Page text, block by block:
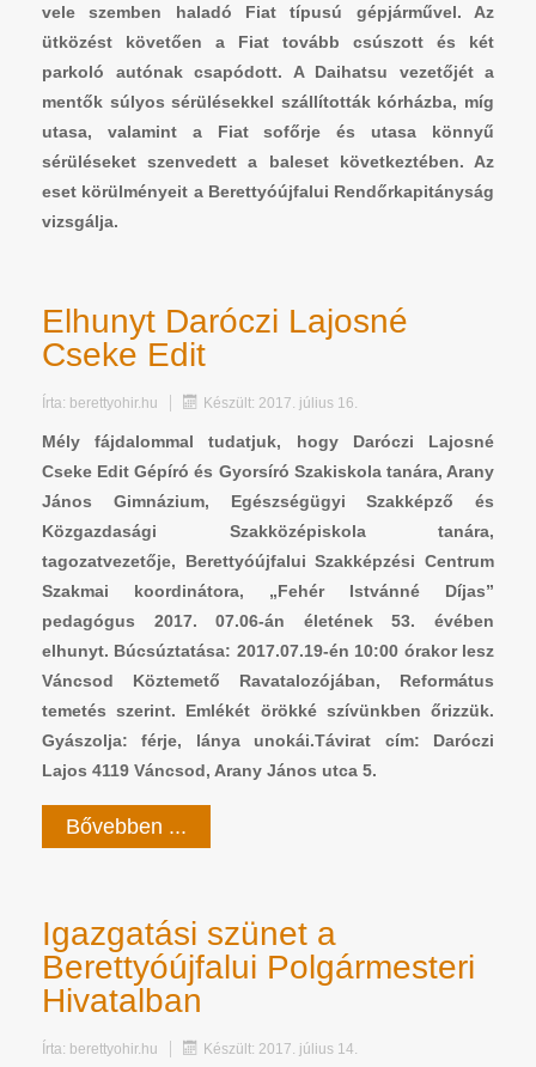
vele szemben haladó Fiat típusú gépjárművel. Az
ütközést követően a Fiat tovább csúszott és két
parkoló autónak csapódott. A Daihatsu vezetőjét a
mentők súlyos sérülésekkel szállították kórházba, míg
utasa, valamint a Fiat sofőrje és utasa könnyű
sérüléseket szenvedett a baleset következtében. Az
eset körülményeit a Berettyóújfalui Rendőrkapitányság
vizsgálja.
Elhunyt Daróczi Lajosné
Cseke Edit
Írta: berettyohir.hu Készült: 2017. július 16.
Mély fájdalommal tudatjuk, hogy Daróczi Lajosné
Cseke Edit Gépíró és Gyorsíró Szakiskola tanára, Arany
János Gimnázium, Egészségügyi Szakképző és
Közgazdasági Szakközépiskola tanára,
tagozatvezetője, Berettyóújfalui Szakképzési Centrum
Szakmai koordinátora, „Fehér Istvánné Díjas”
pedagógus 2017. 07.06-án életének 53. évében
elhunyt. Búcsúztatása: 2017.07.19-én 10:00 órakor lesz
Váncsod Köztemető Ravatalozójában, Református
temetés szerint. Emlékét örökké szívünkben őrizzük.
Gyászolja: férje, lánya unokái.Távirat cím: Daróczi
Lajos 4119 Váncsod, Arany János utca 5.
Bővebben ...
Igazgatási szünet a
Berettyóújfalui Polgármesteri
Hivatalban
Írta: berettyohir.hu Készült: 2017. július 14.